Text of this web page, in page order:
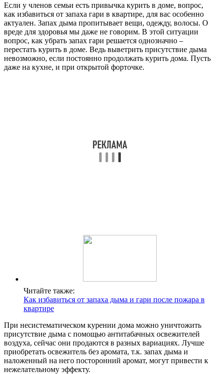
Если у членов семьи есть привычка курить в доме, вопрос,
как избавиться от запаха гари в квартире, для вас особенно
актуален. Запах дыма пропитывает вещи, одежду, волосы. О
вреде для здоровья мы даже не говорим. В этой ситуации
вопрос, как убрать запах гари решается однозначно –
перестать курить в доме. Ведь выветрить присутствие дыма
невозможно, если постоянно продолжать курить дома. Пусть
даже на кухне, и при открытой форточке.
Читайте также:
Как избавиться от запаха дыма и гари после пожара в
квартире
При несистематическом курении дома можно уничтожить
присутствие дыма с помощью антитабачных освежителей
воздуха, сейчас они продаются в разных вариациях. Лучше
приобретать освежитель без аромата, т.к. запах дыма и
наложенный на него посторонний аромат, могут привести к
нежелательному эффекту.